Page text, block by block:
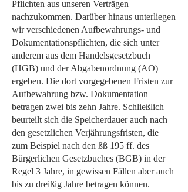
Pflichten aus unseren Verträgen
nachzukommen. Darüber hinaus unterliegen
wir verschiedenen Aufbewahrungs- und
Dokumentationspflichten, die sich unter
anderem aus dem Handelsgesetzbuch
(HGB) und der Abgabenordnung (AO)
ergeben. Die dort vorgegebenen Fristen zur
Aufbewahrung bzw. Dokumentation
betragen zwei bis zehn Jahre. Schließlich
beurteilt sich die Speicherdauer auch nach
den gesetzlichen Verjährungsfristen, die
zum Beispiel nach den ßß 195 ff. des
Bürgerlichen Gesetzbuches (BGB) in der
Regel 3 Jahre, in gewissen Fällen aber auch
bis zu dreißig Jahre betragen können.